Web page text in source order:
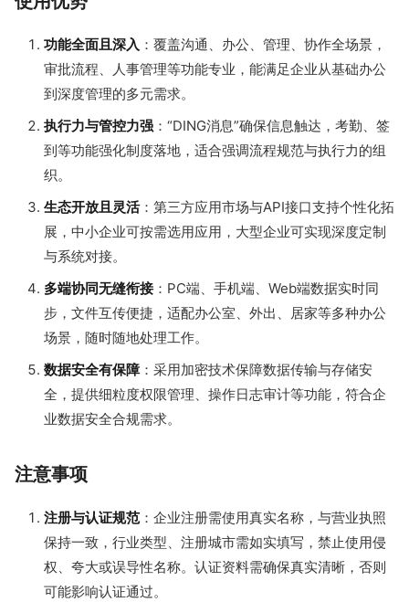
功能全面且深入 ：覆盖沟通、办公、管理、协作全场景，
审批流程、人事管理等功能专业，能满足企业从基础办公
到深度管理的多元需求。
执行力与管控力强 ：“DING消息”确保信息触达，考勤、签
到等功能强化制度落地，适合强调流程规范与执行力的组
织。
生态开放且灵活：第三方应用市场与API接口支持个性化拓
展，中小企业可按需选用应用，大型企业可实现深度定制
与系统对接。
多端协同无缝衔接：PC端、手机端、Web端数据实时同
步，文件互传便捷，适配办公室、外出、居家等多种办公
场景，随时随地处理工作。
数据安全有保障：采用加密技术保障数据传输与存储安
全，提供细粒度权限管理、操作日志审计等功能，符合企
业数据安全合规需求。
注意事项
注册与认证规范：企业注册需使用真实名称，与营业执照
保持一致，行业类型、注册城市需如实填写，禁止使用侵
权、夸大或误导性名称。认证资料需确保真实清晰，否则
可能影响认证通过。